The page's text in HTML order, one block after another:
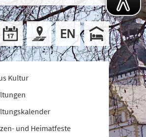
Kultur
und Heimatfeste